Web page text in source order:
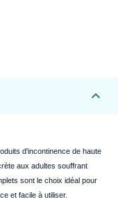
d'incontinence de haute
aux adultes souffrant
sont le choix idéal pour
et facile à utiliser.